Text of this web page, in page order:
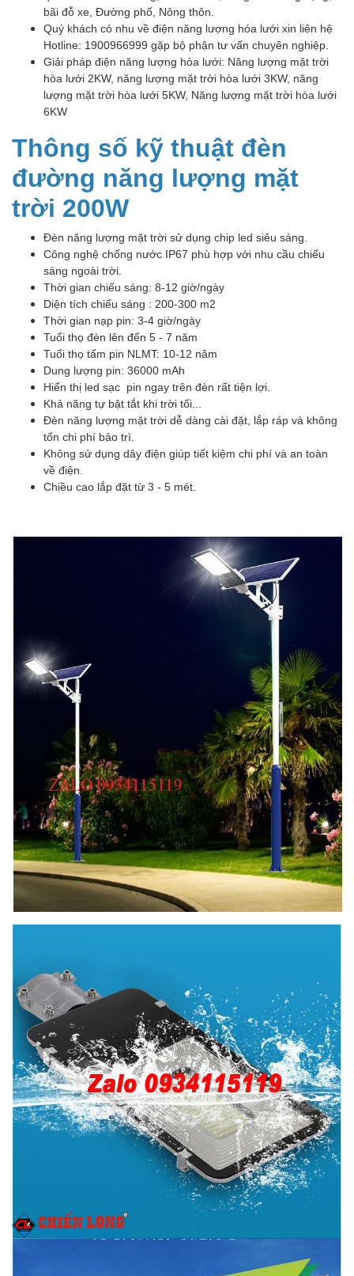
bãi đỗ xe, Đường phố, Nông thôn.
Quý khách có nhu về điện năng lượng hóa lưới xin liên hệ
Hotline: 1900966999 gặp bộ phận tư vấn chuyên nghiệp.
Giải pháp điện năng lượng hòa lưới: Năng lượng mặt trời
hòa lưới 2KW, năng lượng mặt trời hòa lưới 3KW, năng
lượng mặt trời hòa lưới 5KW, Năng lượng mặt trời hòa lưới
6KW
Thông số kỹ thuật đèn
đường năng lượng mặt
trời 200W
Đèn năng lượng mặt trời sử dụng chip led siêu sáng.
Công nghệ chống nước IP67 phù hợp với nhu cầu chiếu
sáng ngoài trời.
Thời gian chiếu sáng: 8-12 giờ/ngày
Diện tích chiếu sáng : 200-300 m2
Thời gian nạp pin: 3-4 giờ/ngày
Tuổi thọ đèn lên đến 5 - 7 năm
Tuổi thọ tấm pin NLMT: 10-12 năm
Dung lượng pin: 36000 mAh
Hiển thị led sạc pin ngay trên đèn rất tiện lợi.
Khả năng tự bật tắt khi trời tối...
Đèn năng lượng mặt trời dễ dàng cài đặt, lắp ráp và không
tốn chi phí bảo trì.
Không sử dụng dây điện giúp tiết kiệm chi phí và an toàn
về điện.
Chiều cao lắp đặt từ 3 - 5 mét.